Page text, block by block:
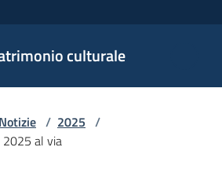
culturale
Notizie / 2025 /
2025 al via